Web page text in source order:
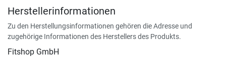
Herstellerinformationen
Zu den Herstellungsinformationen gehören die Adresse und
zugehörige Informationen des Herstellers des Produkts.
Fitshop GmbH